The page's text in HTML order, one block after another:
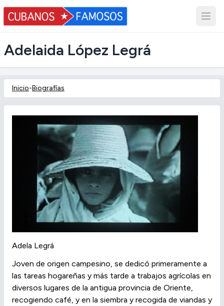
Adelaida López Legrá
Inicio-Biografías
Adela Legrá
Joven de origen campesino, se dedicó primeramente a
las tareas hogareñas y más tarde a trabajos agrícolas en
diversos lugares de la antigua provincia de Oriente,
recogiendo café, y en la siembra y recogida de viandas y